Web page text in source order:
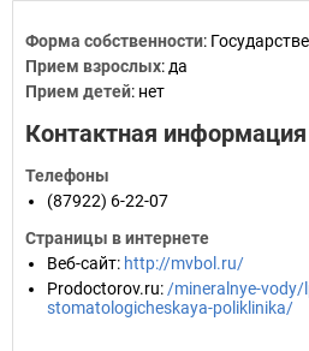
Форма собственности:
Прием взрослых: да
Прием детей: нет
Контактная информация
Телефоны
(87922) 6-22-07
Страницы в интернете
Веб-сайт: http://mvbol.ru/
Prodoctorov.ru: /mineralnye-
stomatologicheskaya-poliklinika/